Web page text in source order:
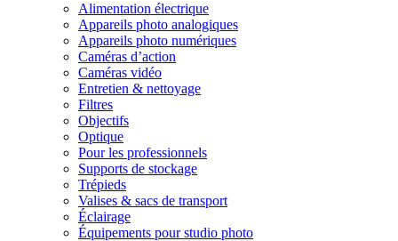
Alimentation électrique
Appareils photo analogiques
Appareils photo numériques
Caméras d’action
Caméras vidéo
Entretien & nettoyage
Filtres
Objectifs
Optique
Pour les professionnels
Supports de stockage
Trépieds
Valises & sacs de transport
Éclairage
Équipements pour studio photo